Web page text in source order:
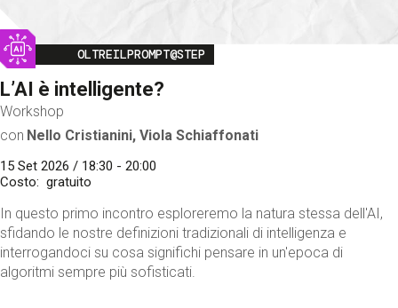
Image
OLTREILPROMPT@STEP
L’AI è intelligente?
Workshop
con Nello Cristianini, Viola Schiaffonati
15 Set 2026 / 18:30 - 20:00
Costo
gratuito
In questo primo incontro esploreremo la natura stessa dell'AI,
sfidando le nostre definizioni tradizionali di intelligenza e
interrogandoci su cosa significhi pensare in un'epoca di
algoritmi sempre più sofisticati.